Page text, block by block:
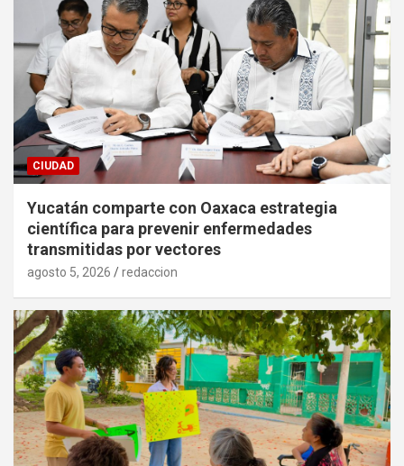
CIUDAD
Yucatán comparte con Oaxaca estrategia
científica para prevenir enfermedades
transmitidas por vectores
agosto 5, 2026 redaccion